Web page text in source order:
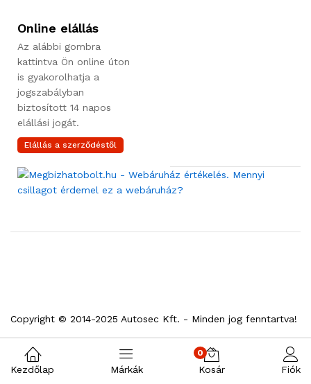
Online elállás
Az alábbi gombra
kattintva Ön online úton
is gyakorolhatja a
jogszabályban
biztosított 14 napos
elállási jogát.
Elállás a szerződéstől
Copyright © 2014-2025 Autosec Kft. - Minden jog fenntartva!
Kezdőlap Márkák
0
Kosár Fiók